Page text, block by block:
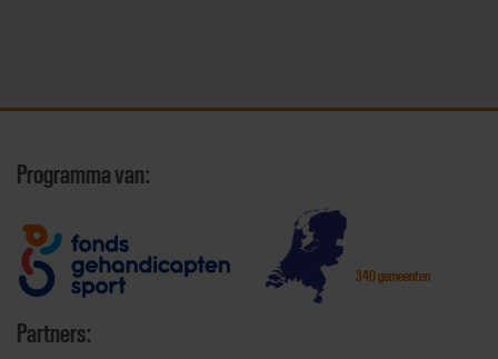
Programma van:
340 gemeenten
Partners: